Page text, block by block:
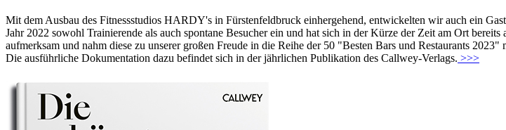
Mit dem Ausbau des Fitnessstudios HARDY's in Fürstenfeldbruck einhergehend, entwickelten wir auch ein
Jahr 2022 sowohl Trainierende als auch spontane Besucher ein und hat sich in der Kürze der Zeit am Ort
aufmerksam und nahm diese zu unserer großen Freude in die Reihe der 50 "Besten Bars und Restaurants 2023"
Die ausführliche Dokumentation dazu befindet sich in der jährlichen Publikation des Callwey-Verlags. >>>